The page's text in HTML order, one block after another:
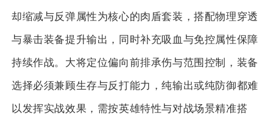
却缩减与反弹属性为核心的肉盾套装，搭配物理穿透
与暴击装备提升输出，同时补充吸血与免控属性保障
持续作战。大将定位偏向前排承伤与范围控制，装备
选择必须兼顾生存与反打能力，纯输出或纯防御都难
以发挥实战效果，需按英雄特性与对战场景精准搭